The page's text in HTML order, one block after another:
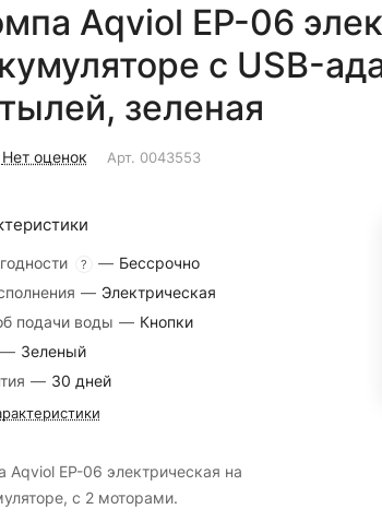
Aqviol EP-06
с USB-
зеленая
Нет оценок Арт. 0043553
? — Бессрочно
— Электрическая
подачи воды — Кнопки
— Зеленый
— 30 дней
Aqviol EP-06 электрическая на
с 2 моторами.